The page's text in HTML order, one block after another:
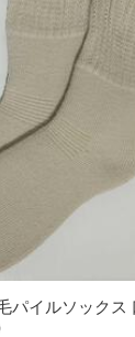
パイルソックス